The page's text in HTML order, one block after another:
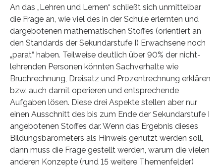
An das „Lehren und Lernen“ schließt sich unmittelbar
die Frage an, wie viel des in der Schule erlernten und
dargebotenen mathematischen Stoffes (orientiert an
den Standards der Sekundarstufe I) Erwachsene noch
„parat“ haben. Teilweise deutlich über 90% der nicht-
lehrenden Personen könnten Sachverhalte wie
Bruchrechnung, Dreisatz und Prozentrechnung erklären
bzw. auch damit operieren und entsprechende
Aufgaben lösen. Diese drei Aspekte stellen aber nur
einen Ausschnitt des bis zum Ende der Sekundarstufe I
angebotenen Stoffes dar. Wenn das Ergebnis dieses
Bildungsbarometers als Hinweis genutzt werden soll,
dann muss die Frage gestellt werden, warum die vielen
anderen Konzepte (rund 15 weitere Themenfelder)